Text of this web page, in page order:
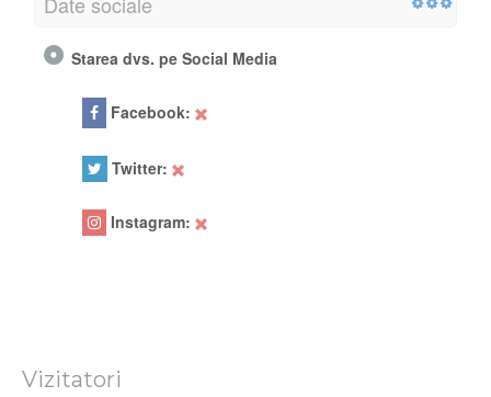
Starea dvs. pe Social Media
Facebook:
Twitter:
Instagram:
Vizitatori